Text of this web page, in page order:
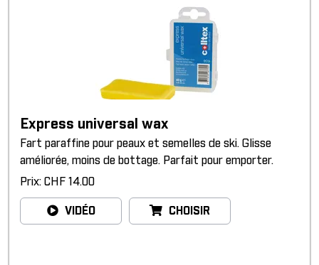
Express universal wax
Fart paraffine pour peaux et semelles de ski. Glisse
améliorée, moins de bottage. Parfait pour emporter.
Prix: CHF 14.00
VIDÉO CHOISIR